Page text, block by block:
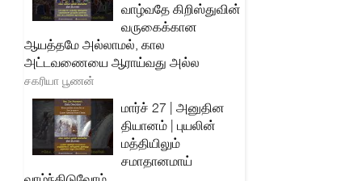
வாழ்வதே கிறிஸ்துவின்
வருகைக்கான
ஆயத்தமே அல்லாமல், கால
அட்டவணையை ஆராய்வது அல்ல
சகரியா பூணன்
மார்ச் 27 | அனுதின
தியானம் | புயலின்
மத்தியிலும்
சமாதானமாய்